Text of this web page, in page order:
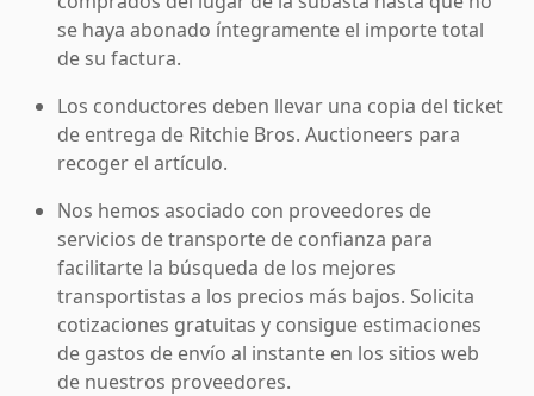
se haya abonado íntegramente el importe total
de su factura.
Los conductores deben llevar una copia del ticket
de entrega de Ritchie Bros. Auctioneers para
recoger el artículo.
Nos hemos asociado con proveedores de
servicios de transporte de confianza para
facilitarte la búsqueda de los mejores
transportistas a los precios más bajos. Solicita
cotizaciones gratuitas y consigue estimaciones
de gastos de envío al instante en los sitios web
de nuestros proveedores.